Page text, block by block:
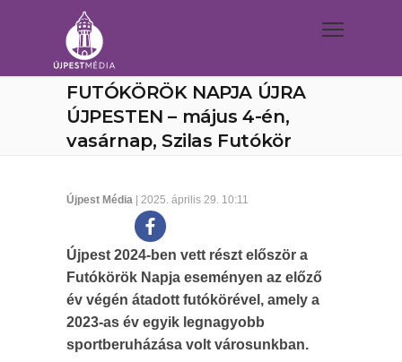
FUTÓKÖRÖK NAPJA ÚJRA
ÚJPESTEN – május 4-én,
vasárnap, Szilas Futókör
Újpest Média | 2025. április 29. 10:11
Újpest 2024-ben vett részt először a
Futókörök Napja eseményen az előző
év végén átadott futókörével, amely a
2023-as év egyik legnagyobb
sportberuházása volt városunkban.